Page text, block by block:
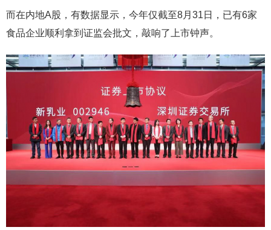
而在内地A股，有数据显示，今年仅截至8月31日，已有6家
食品企业顺利拿到证监会批文，敲响了上市钟声。